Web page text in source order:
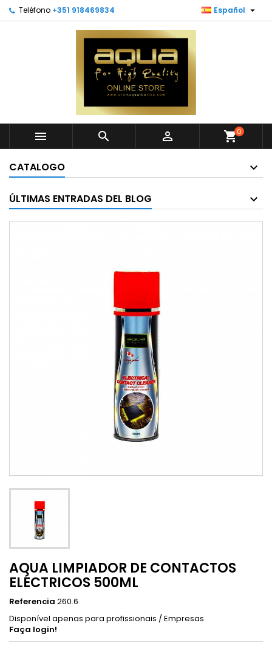
Teléfono +351 918469834 Español 
   shopping_cart0
CATALOGO
ÚLTIMAS ENTRADAS DEL BLOG
AQUA LIMPIADOR DE CONTACTOS
ELÉCTRICOS 500ML
Referencia 260.6
Disponível apenas para profissionais / Empresas
Faça login!